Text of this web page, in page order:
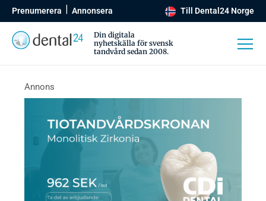
Prenumerera Annonsera Till Dental24 Norge
Din digitala
nyhetskälla för svensk
tandvård sedan 2008.